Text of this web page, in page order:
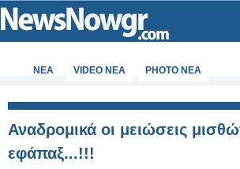
ΝΕΑ VIDEO NEA PHOTO NEA
Αναδρομικά οι μειώσεις
εφάπαξ...!!!